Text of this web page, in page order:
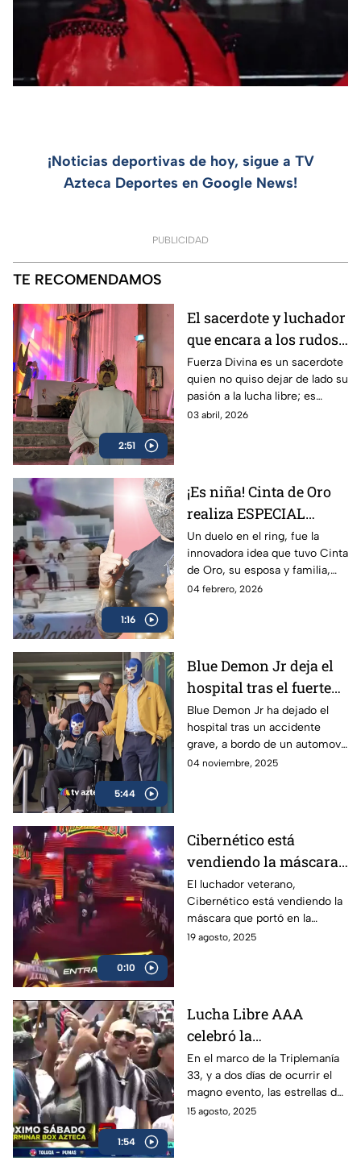
¡Noticias deportivas de hoy, sigue a TV
Azteca Deportes en Google News!
PUBLICIDAD
TE RECOMENDAMOS
2:51
El sacerdote y luchador
que encara a los rudos
y al pecado: Fuerza
Divina
Fuerza Divina es un sacerdote
quien no quiso dejar de lado su
pasión a la lucha libre; es
profesional de este deporte y
03 abril, 2026
1:16
¡Es niña! Cinta de Oro
realiza ESPECIAL
revelación de género
en un ring de lucha
libre
Un duelo en el ring, fue la
innovadora idea que tuvo Cinta
de Oro, su esposa y familia,
para anunciar y celebrar la
04 febrero, 2026
5:44
Blue Demon Jr deja el
hospital tras el fuerte
accidente
automovilístico
Blue Demon Jr ha dejado el
hospital tras un accidente
grave, a bordo de un automovil
sufrido el 28 de octubre en la
04 noviembre, 2025
0:10
Cibernético está
vendiendo la máscara
que usó en Triplemanía
33
El luchador veterano,
Cibernético está vendiendo la
máscara que portó en la
Triplemanía 33, en donde
19 agosto, 2025
1:54
Lucha Libre AAA
celebró la
peregrinación 2025,
previo a la Triplemanía
En el marco de la Triplemanía
33, y a dos días de ocurrir el
magno evento, las estrellas de
la AAA celebraron la tradicional
15 agosto, 2025